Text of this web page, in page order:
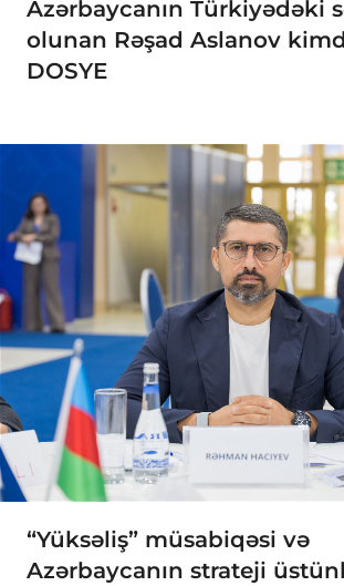
Azərbaycanın Türkiyədəki
olunan Rəşad Aslanov
DOSYE
“Yüksəliş” müsabiqəsi və
Azərbaycanın strateji